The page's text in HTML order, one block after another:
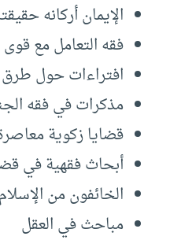
الإيمان أركانه
فقه التعامل مع
افتراءات حول طرق
مذكرات في فقه
قضايا زكوية
أبحاث فقهية في
الخائفون من الإسلام
مباحث في العقل